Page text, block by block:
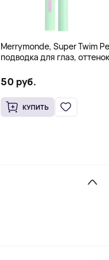
Merrymonde, Super Twim
подводка для глаз, оттенок
жидк. унции)
50 руб.
КУПИТЬ